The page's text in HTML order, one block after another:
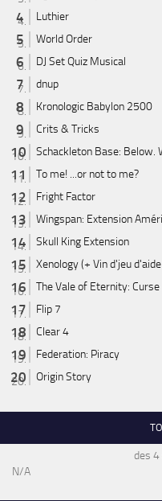
Luthier
World Order
DJ Set Quiz Musical
dnup
Kronologic Babylon 2500
Crits & Tricks
Schackleton Base: Below.
To me! ...or not to me?
Fright Factor
Wingspan: Extension
Skull King Extension
Xenology (+ Vin d'jeu
The Vale of Eternity: Curse
Flip 7
Clear 4
Federation: Piracy
Origin Story
des
N/A